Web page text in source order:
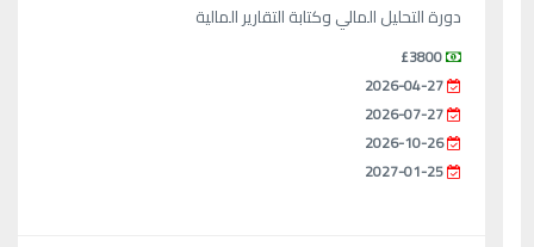
دورة التحليل المالي وكتابة التقارير المالية
£3800
2026-04-27
2026-07-27
2026-10-26
2027-01-25